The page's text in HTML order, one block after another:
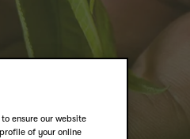
ensure our website
of your online